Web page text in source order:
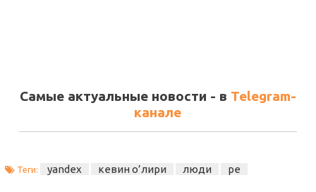
Самые актуальные новости - в Telegram-
канале
Теги: yandex кевин о’лири люди ре